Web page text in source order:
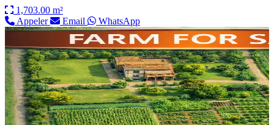
1,703.00 m²
Appeler
Email WhatsApp